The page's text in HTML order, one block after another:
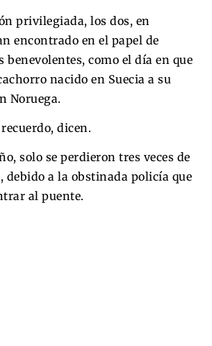
privilegiada, los dos, en
encontrado en el papel de
como el día en que
nacido en Suecia a su
Noruega.
dicen.
solo se perdieron tres veces de
debido a la obstinada policía que
al puente.